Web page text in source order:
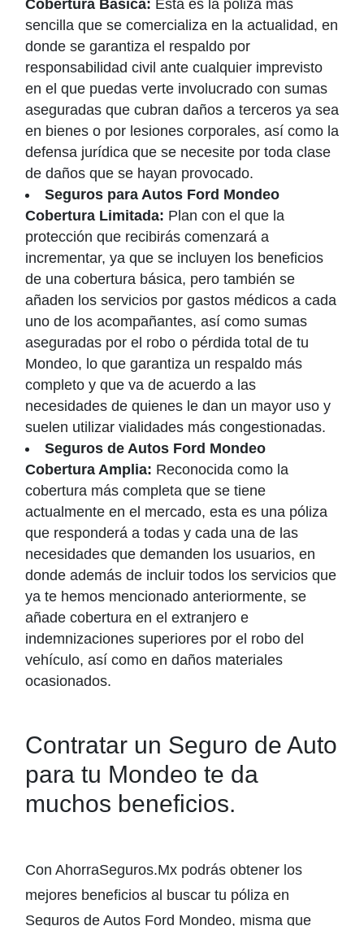
Cobertura Básica: Esta es la póliza más
sencilla que se comercializa en la actualidad, en
donde se garantiza el respaldo por
responsabilidad civil ante cualquier imprevisto
en el que puedas verte involucrado con sumas
aseguradas que cubran daños a terceros ya sea
en bienes o por lesiones corporales, así como la
defensa jurídica que se necesite por toda clase
de daños que se hayan provocado.
Seguros para Autos Ford Mondeo
Cobertura Limitada: Plan con el que la
protección que recibirás comenzará a
incrementar, ya que se incluyen los beneficios
de una cobertura básica, pero también se
añaden los servicios por gastos médicos a cada
uno de los acompañantes, así como sumas
aseguradas por el robo o pérdida total de tu
Mondeo, lo que garantiza un respaldo más
completo y que va de acuerdo a las
necesidades de quienes le dan un mayor uso y
suelen utilizar vialidades más congestionadas.
Seguros de Autos Ford Mondeo
Cobertura Amplia: Reconocida como la
cobertura más completa que se tiene
actualmente en el mercado, esta es una póliza
que responderá a todas y cada una de las
necesidades que demanden los usuarios, en
donde además de incluir todos los servicios que
ya te hemos mencionado anteriormente, se
añade cobertura en el extranjero e
indemnizaciones superiores por el robo del
vehículo, así como en daños materiales
ocasionados.
Contratar un Seguro de Auto
para tu Mondeo te da
muchos beneficios.
Con AhorraSeguros.Mx podrás obtener los
mejores beneficios al buscar tu póliza en
Seguros de Autos Ford Mondeo, misma que